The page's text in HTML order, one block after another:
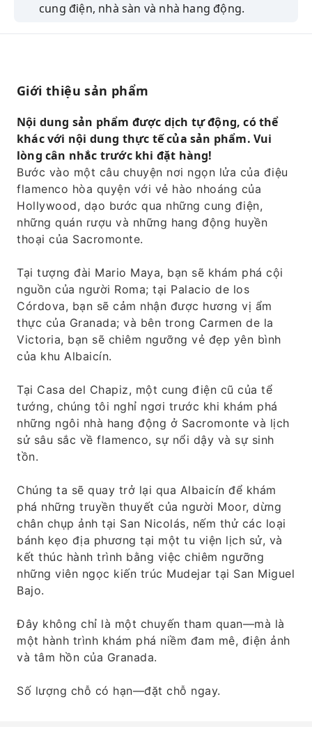
cung điện, nhà sàn và nhà hang động.
Khám phá Granada qua điệu flamenco, lịch sử
và mối liên hệ bất ngờ của nó với điện ảnh
Hollywood kinh điển.
Giới thiệu sản phẩm
Nội dung sản phẩm được dịch tự động, có thể
khác với nội dung thực tế của sản phẩm. Vui
lòng cân nhắc trước khi đặt hàng!
Bước vào một câu chuyện nơi ngọn lửa của điệu
flamenco hòa quyện với vẻ hào nhoáng của
Hollywood, dạo bước qua những cung điện,
những quán rượu và những hang động huyền
thoại của Sacromonte.
Tại tượng đài Mario Maya, bạn sẽ khám phá cội
nguồn của người Roma; tại Palacio de los
Córdova, bạn sẽ cảm nhận được hương vị ẩm
thực của Granada; và bên trong Carmen de la
Victoria, bạn sẽ chiêm ngưỡng vẻ đẹp yên bình
của khu Albaicín.
Tại Casa del Chapiz, một cung điện cũ của tể
tướng, chúng tôi nghỉ ngơi trước khi khám phá
những ngôi nhà hang động ở Sacromonte và lịch
sử sâu sắc về flamenco, sự nổi dậy và sự sinh
tồn.
Chúng ta sẽ quay trở lại qua Albaicín để khám
phá những truyền thuyết của người Moor, dừng
chân chụp ảnh tại San Nicolás, nếm thử các loại
bánh kẹo địa phương tại một tu viện lịch sử, và
kết thúc hành trình bằng việc chiêm ngưỡng
những viên ngọc kiến ​​trúc Mudejar tại San Miguel
Bajo.
Đây không chỉ là một chuyến tham quan—mà là
một hành trình khám phá niềm đam mê, điện ảnh
và tâm hồn của Granada.
Số lượng chỗ có hạn—đặt chỗ ngay.